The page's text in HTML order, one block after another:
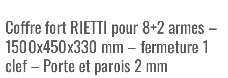
Coffre fort RIETTI pour 8+2 armes –
1500x450x330 mm – fermeture 1
clef – Porte et parois 2 mm